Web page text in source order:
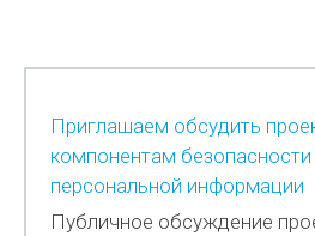
Приглашаем обсудить
компонентам
персональной информации
Публичное обсуждение